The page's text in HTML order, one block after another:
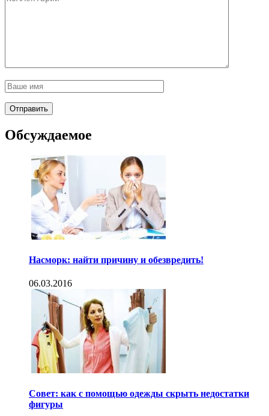
Обсуждаемое
Насморк: найти причину и обезвредить!
06.03.2016
Совет: как с помощью одежды скрыть недостатки
фигуры